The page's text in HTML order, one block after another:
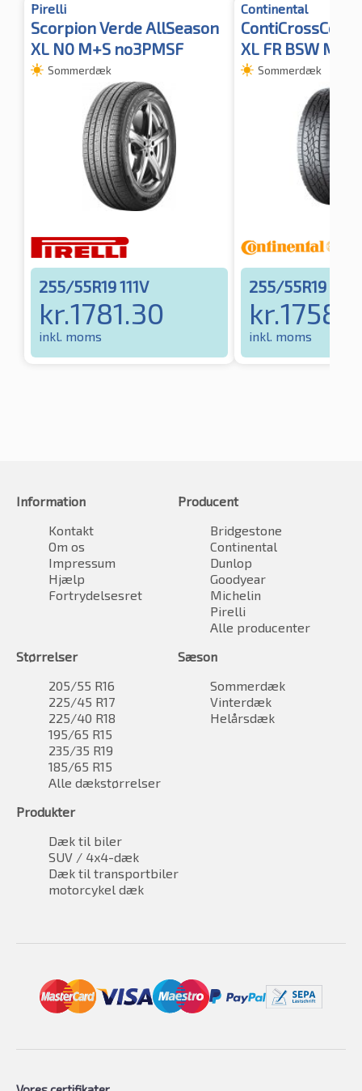
Pirelli
Scorpion Verde AllSeason
XL N0 M+S no3PMSF
Sommerdæk
255/55R19 111V
kr.1781.30
inkl. moms
Continental
XL FR BSW M+S
Sommerdæk
255/55R19 111V
kr.
inkl. moms
Information
Kontakt
Om os
Impressum
Hjælp
Fortrydelsesret
Producent
Bridgestone
Continental
Dunlop
Goodyear
Michelin
Pirelli
Alle producenter
Størrelser
205/55 R16
225/45 R17
225/40 R18
195/65 R15
235/35 R19
185/65 R15
Alle dækstørrelser
Sæson
Sommerdæk
Vinterdæk
Helårsdæk
Produkter
Dæk til biler
SUV / 4x4-dæk
Dæk til transportbiler
motorcykel dæk